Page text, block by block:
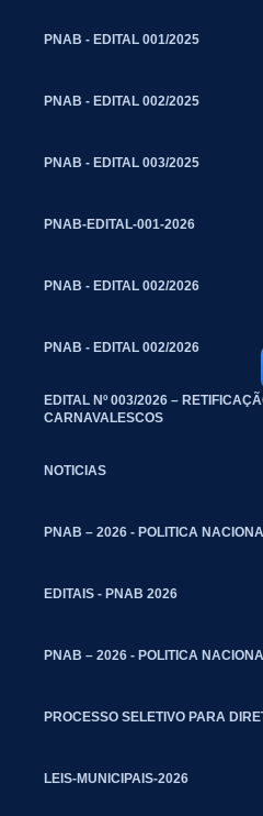
PNAB - EDITAL 001/2025
PNAB - EDITAL 002/2025
PNAB - EDITAL 003/2025
PNAB-EDITAL-001-2026
PNAB - EDITAL 002/2026
PNAB - EDITAL 002/2026
EDITAL Nº 003/2026 –
CARNAVALESCOS
NOTICIAS
PNAB – 2026 - POLITICA
EDITAIS - PNAB 2026
PNAB – 2026 - POLITICA
PROCESSO SELETIVO PARA
LEIS-MUNICIPAIS-2026